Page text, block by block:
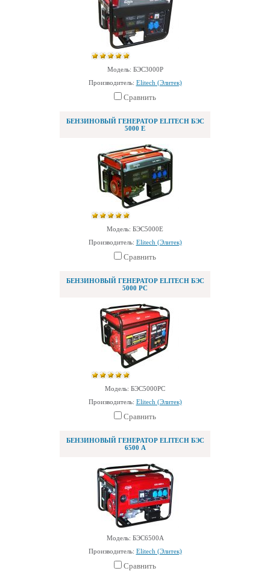
Модель: БЭС3000Р
Производитель: Elitech (Элитек)
Сравнить
БЕНЗИНОВЫЙ ГЕНЕРАТОР ELITECH БЭС
5000 Е
Модель: БЭС5000Е
Производитель: Elitech (Элитек)
Сравнить
БЕНЗИНОВЫЙ ГЕНЕРАТОР ELITECH БЭС
5000 РС
Модель: БЭС5000РС
Производитель: Elitech (Элитек)
Сравнить
БЕНЗИНОВЫЙ ГЕНЕРАТОР ELITECH БЭС
6500 А
Модель: БЭС6500А
Производитель: Elitech (Элитек)
Сравнить